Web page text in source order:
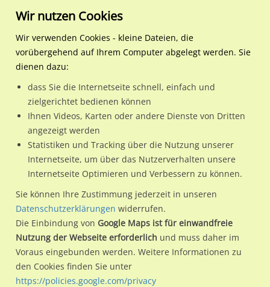
Regionale Plakatwerbung Nordrhein-Westfalen
Dormagen, Stadt
Herrenweg 7 gg/
41541 / Dormagen, Stadt
Nutze günstige Werbemöglichkeiten am Standort Herrenweg
7 gg/Parkplatz Rheintor in Dormagen, Stadt.
Wir erheben für jede unserer Werbeflächen individuelle und
aktuelleStandortinformationenundLeistungswerte
kannst du dich schon vor der Buchung im Detail über den
Standort, seine Reichweite und Werbewirkung sowie
eventuelle Beschränkungen in den zugelassenen
Werbeinhalten informieren.
Wir nutzen Cookies
Wir verwenden Cookies - kleine Dateien, die
vorübergehend auf Ihrem Computer abgelegt werden. Sie
dienen dazu:
dass Sie die Internetseite schnell, einfach und
zielgerichtet bedienen können
Ihnen Videos, Karten oder andere Dienste von Dritten
angezeigt werden
Statistiken und Tracking über die Nutzung unserer
Internetseite, um über das Nutzerverhalten unsere
Internetseite Optimieren und Verbessern zu können.
Sie können Ihre Zustimmung jederzeit in unseren
Datenschutzerklärungen widerrufen.
Die Einbindung von Google Maps ist für einwandfreie
Nutzung der Webseite erforderlich und muss daher im
Voraus eingebunden werden. Weitere Informationen zu
den Cookies finden Sie unter
https://policies.google.com/privacy